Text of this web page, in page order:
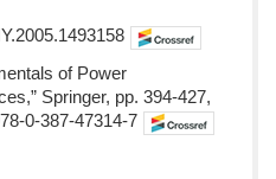
of Power
Springer, pp. 394-427,
0-387-47314-7